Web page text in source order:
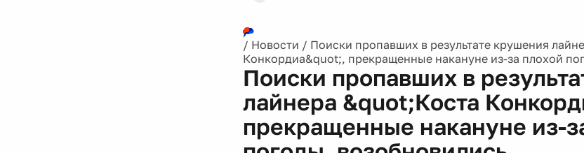
/ Новости / Поиски пропавших в результате крушения
Конкордиа&quot;, прекращенные накануне из-за плохой
Поиски пропавших в
лайнера &quot;Коста
прекращенные накануне из-